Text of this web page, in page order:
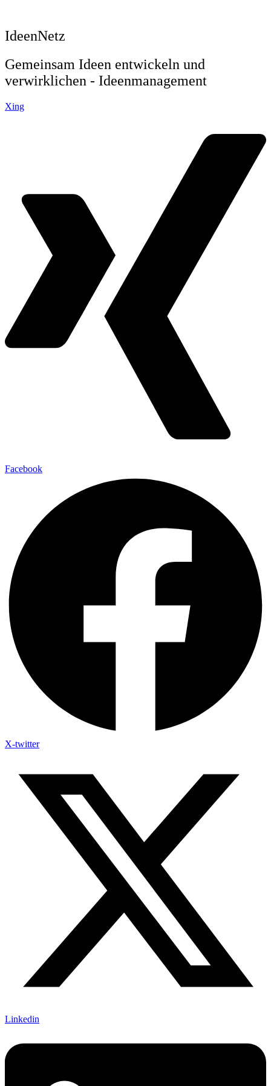
IdeenNetz
Gemeinsam Ideen entwickeln und
verwirklichen - Ideenmanagement
Xing
Facebook
X-twitter
Linkedin